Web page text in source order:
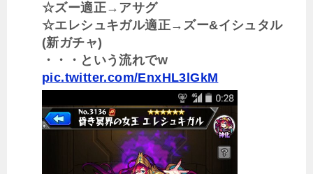
☆ズー適正→アサグ
☆エレシュキガル適正→ズー&イシュタル
(新ガチャ)
・・・という流れでw
pic.twitter.com/EnxHL3lGkM